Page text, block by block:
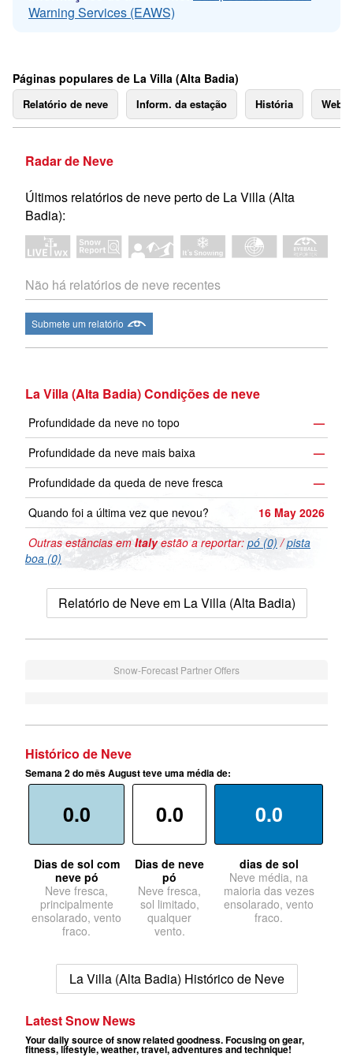
Warning Services (EAWS)
Páginas populares de La Villa (Alta Badia)
Relatório de neve Inform. da estação História
Radar de Neve
Últimos relatórios de neve perto de La Villa (Alta
Badia):
Não há relatórios de neve recentes
Submete um relatório
La Villa (Alta Badia) Condições de neve
Profundidade da neve no topo
—
Profundidade da neve mais baixa
—
Profundidade da queda de neve fresca
—
Quando foi a última vez que nevou?
16 May 2026
Outras estâncias emItalyestão a reportar: pó (0) /pista
boa (0)
Relatório de Neve em La Villa (Alta Badia)
Snow-Forecast Partner Offers
Histórico de Neve
Semana 2 do mês August teve uma média de:
0.0
Dias de sol com
neve pó
Neve fresca,
principalmente
ensolarado, vento
fraco.
0.0
Dias de neve
pó
Neve fresca,
sol limitado,
qualquer
vento.
0.0
dias de sol
Neve média, na
maioria das vezes
ensolarado, vento
fraco.
La Villa (Alta Badia) Histórico de Neve